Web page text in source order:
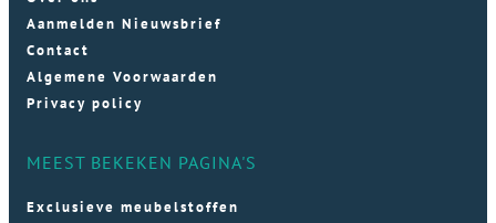
Aanmelden Nieuwsbrief
Contact
Algemene Voorwaarden
Privacy policy
MEEST BEKEKEN PAGINA'S
Exclusieve meubelstoffen